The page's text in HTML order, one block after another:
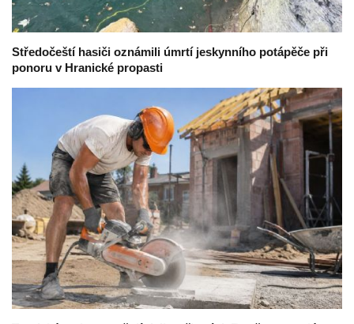
Středočeští hasiči oznámili úmrtí jeskynního potápěče při
ponoru v Hranické propasti